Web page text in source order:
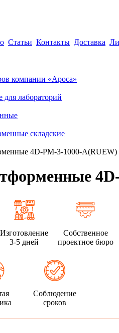
Статьи Контакты Доставка
компании «Ароса»
для лабораторий
складские
4D-PM-3-1000-A(RUEW)
Изготовление
3-5 дней
Собственное
проектное бюро
Соблюдение
сроков